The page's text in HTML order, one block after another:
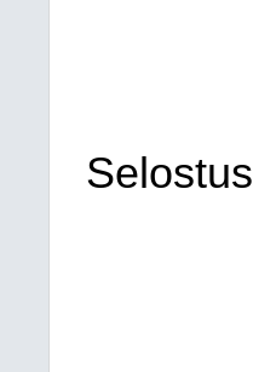
Selostus